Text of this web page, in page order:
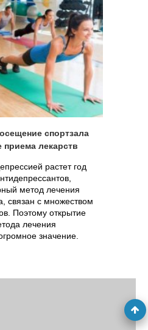
спортзала
приема лекарств
растет год
метод лечения
связан с множеством
Поэтому открытие
лечения
значение.